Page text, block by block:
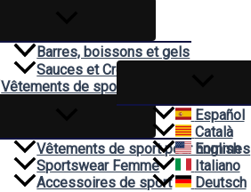
Barres, boissons et gels
Sauces et Crèmes
Vêtements de sport
Vêtements de sport pour hommes
Sportswear Femme
Accessoires de sport
Español
Català
English
Italiano
Deutsch